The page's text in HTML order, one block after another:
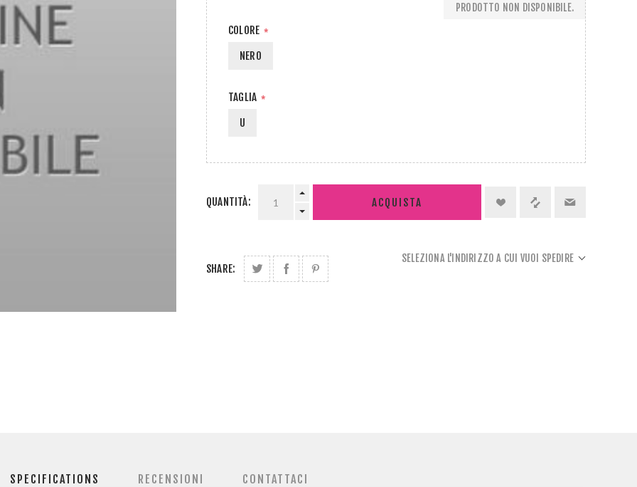
COLORE *
NERO
TAGLIA *
U
PRODOTTO NON DISPONIBILE.
QUANTITÀ: ACQUISTA
SHARE:
SELEZIONA L'INDIRIZZO A CUI VUOI SPEDIRE
SPECIFICATIONS RECENSIONI CONTATTACI